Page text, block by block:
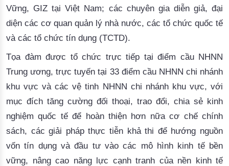
Vững, GIZ tại Việt Nam; các chuyên gia diễn giả, đại
diện các cơ quan quản lý nhà nước, các tổ chức quốc tế
và các tổ chức tín dụng (TCTD).
Tọa đàm được tổ chức trực tiếp tại điểm cầu NHNN
Trung ương, trực tuyến tại 33 điểm cầu NHNN chi nhánh
khu vực vàcác vệ tinh NHNN chi nhánh khu vực, với
mục đích tăng cường đối thoại, trao đổi, chia sẻ kinh
nghiệm quốc tế để hoàn thiện hơn nữa cơ chế chính
sách, các giải pháp thực tiễn khả thi để hướng nguồn
vốntín dụngvà đầu tư vàocác mô hình kinh tế bền
vững, nâng cao năng lực cạnh tranh của nền kinh tế